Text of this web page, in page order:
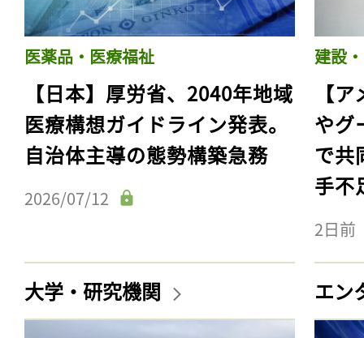
医薬品・医療福祉
【日本】厚労省、2040年地域
医療構想ガイドライン発表。
自治体主導の態勢構築急務
2026/07/12
建設
【
やグ
で共
手不
2日前
大学・研究機関 エン